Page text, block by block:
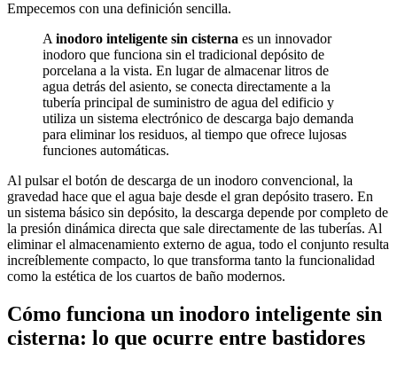
Empecemos con una definición sencilla.
Ainodoro inteligente sin cisterna es un innovador
inodoro que funciona sin el tradicional depósito de
porcelana a la vista. En lugar de almacenar litros de
agua detrás del asiento, se conecta directamente a la
tubería principal de suministro de agua del edificio y
utiliza un sistema electrónico de descarga bajo demanda
para eliminar los residuos, al tiempo que ofrece lujosas
funciones automáticas.
Al pulsar el botón de descarga de un inodoro convencional, la
gravedad hace que el agua baje desde el gran depósito trasero. En
un sistema básico sin depósito, la descarga depende por completo de
la presión dinámica directa que sale directamente de las tuberías. Al
eliminar el almacenamiento externo de agua, todo el conjunto resulta
increíblemente compacto, lo que transforma tanto la funcionalidad
como la estética de los cuartos de baño modernos.
Cómo funciona un inodoro inteligente sin
cisterna: lo que ocurre entre bastidores